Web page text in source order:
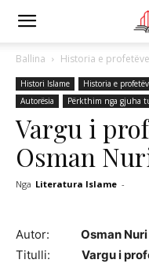
Ballina Historia e profetëve
Histori Islame Historia e
Autorësia
Përkthim nga gjuha
Vargu i
Osman
Nga Literatura Islame -
Autor: Osman
Titulli: Vargu i